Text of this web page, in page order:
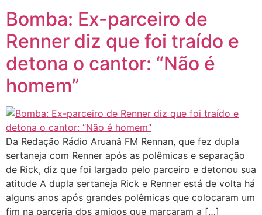
Bomba: Ex-parceiro de
Renner diz que foi traído e
detona o cantor: “Não é
homem”
Da Redação Rádio Aruanã FM Rennan, que fez dupla
sertaneja com Renner após as polêmicas e separação
de Rick, diz que foi largado pelo parceiro e detonou sua
atitude A dupla sertaneja Rick e Renner está de volta há
alguns anos após grandes polêmicas que colocaram um
fim na parceria dos amigos que marcaram a […]